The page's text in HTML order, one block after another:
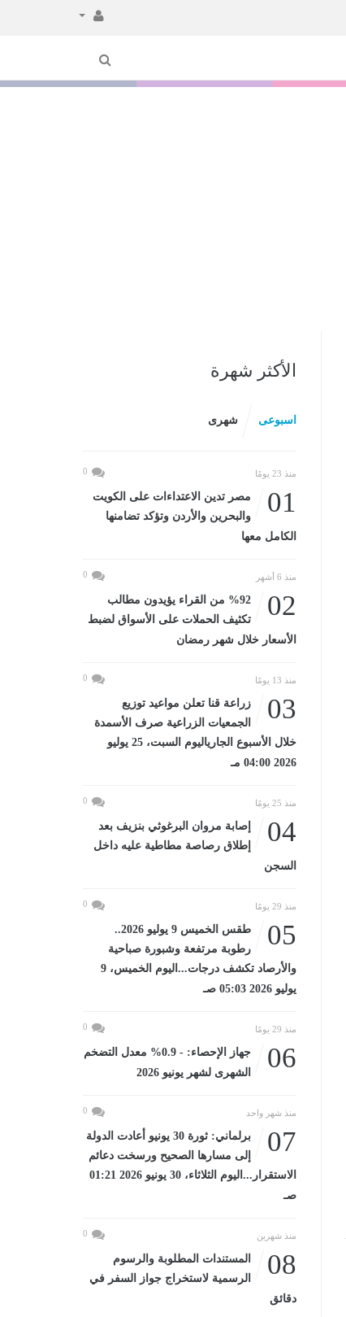
الأكثر شهرة
اسبوعى شهرى
منذ 23 يومًا 0
01
مصر تدين الاعتداءات على الكويت
والبحرين والأردن وتؤكد تضامنها
الكامل معها
منذ 6 أشهر 0
02
%92 من القراء يؤيدون مطالب
تكثيف الحملات على الأسواق لضبط
الأسعار خلال شهر رمضان
منذ 13 يومًا 0
03
زراعة قنا تعلن مواعيد توزيع
الجمعيات الزراعية صرف الأسمدة
خلال الأسبوع الجارياليوم السبت، 25 يوليو
2026 04:00 مـ
منذ 25 يومًا 0
04
إصابة مروان البرغوثي بنزيف بعد
إطلاق رصاصة مطاطية عليه داخل
السجن
منذ 29 يومًا 0
05
طقس الخميس 9 يوليو 2026..
رطوبة مرتفعة وشبورة صباحية
والأرصاد تكشف درجات...اليوم الخميس، 9
يوليو 2026 05:03 صـ
منذ 29 يومًا 0
06
جهاز الإحصاء: - 0.9% معدل التضخم
الشهرى لشهر يونيو 2026
منذ شهر واحد 0
07
برلماني: ثورة 30 يونيو أعادت الدولة
إلى مسارها الصحيح ورسخت دعائم
الاستقرار...اليوم الثلاثاء، 30 يونيو 2026 01:21
صـ
منذ شهرين 0
08
المستندات المطلوبة والرسوم
الرسمية لاستخراج جواز السفر في
دقائق